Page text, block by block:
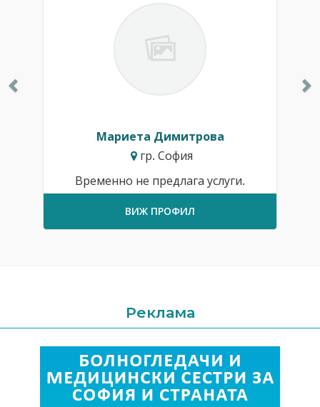
Мариета Димитрова
гр. София
Временно не предлага услуги.
ВИЖ ПРОФИЛ
Реклама